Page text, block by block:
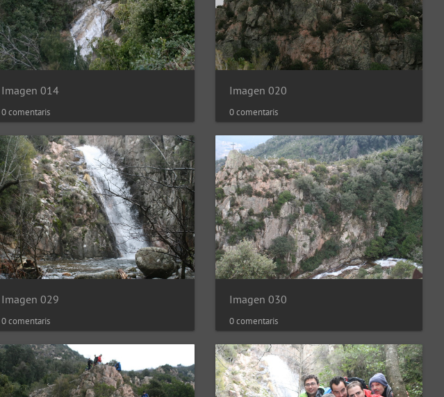
Imagen 014
0 comentaris
Imagen 020
0 comentaris
Imagen 029
0 comentaris
Imagen 030
0 comentaris